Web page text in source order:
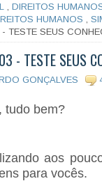
DIREITOS
HUMANOS
TESTE SEUS
- TESTE SEUS
GONÇALVES
tudo bem?
aos
para vocês.